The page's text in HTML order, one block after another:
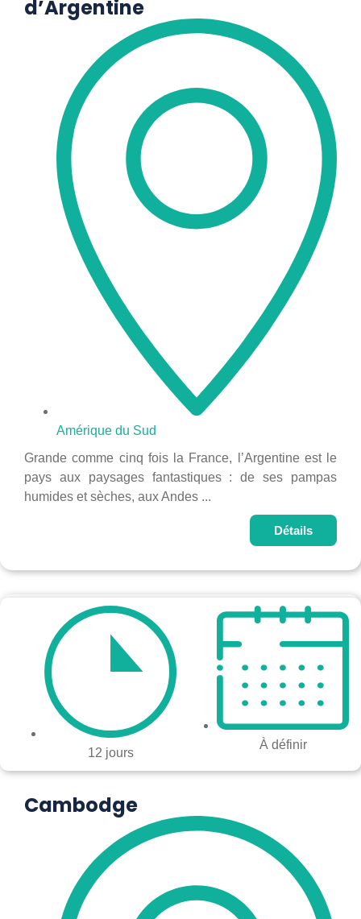
d’Argentine
Amérique du Sud
Grande comme cinq fois la France, l’Argentine est le
pays aux paysages fantastiques : de ses pampas
humides et sèches, aux Andes ...
Détails
12 jours
À définir
Cambodge